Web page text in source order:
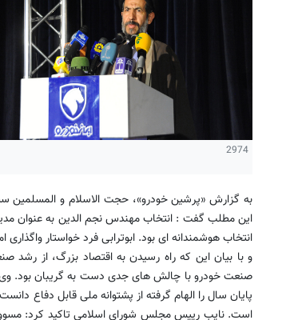
2974
به گزارش «پرشین خودرو»، حجت الاسلام و المسلمین
این مطلب گفت : انتخاب مهندس نجم الدین به عنوان
انتخاب هوشمندانه ای بود. ابوترابی فرد خواستار
و با بیان این که راه رسیدن به اقتصاد بزرگ، از
پایان سال را الهام گرفته از پشتوانه ملی قابل دفاع
است. نایب رییس مجلس شورای اسلامی تاکید کرد: